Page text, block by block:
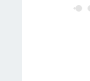
Дешевые